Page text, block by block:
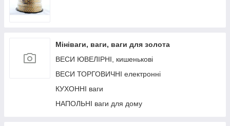
Мініваги, ваги, ваги для золота
ВЕСИ ЮВЕЛІРНІ, кишенькові
ВЕСИ ТОРГОВИЧНІ електронні
КУХОННІ ваги
НАПОЛЬНІ ваги для дому